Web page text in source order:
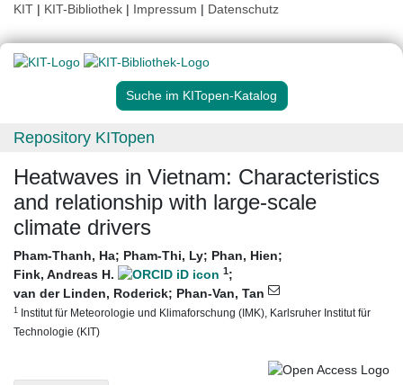
KIT | KIT-Bibliothek | Impressum | Datenschutz
Suche im KITopen-Katalog
Repository KITopen
Heatwaves in Vietnam: Characteristics
and relationship with large‐scale
climate drivers
Pham-Thanh, Ha; Pham-Thi, Ly; Phan, Hien;
Fink, Andreas H.
1;
van der Linden, Roderick; Phan-Van, Tan
1 Institut für Meteorologie und Klimaforschung (IMK), Karlsruher Institut für
Technologie (KIT)